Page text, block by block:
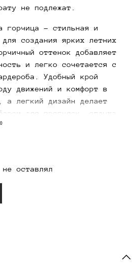
не подлежат.
горчица
- стильная и
создания ярких летних
оттенок добавляет
и легко сочетается с
Удобный крой
движений и комфорт в
а легкий дизайн делает
для прогулок, отдыха,
носки. Купить
оставлял